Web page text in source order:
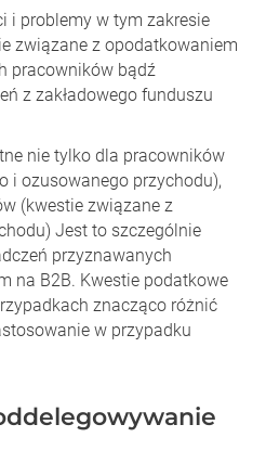
i problemy w tym zakresie
związane z opodatkowaniem
pracowników bądź
z zakładowego funduszu
nie tylko dla pracowników
i ozusowanego przychodu),
(kwestie związane z
Jest to szczególnie
przyznawanych
na B2B. Kwestie podatkowe
znacząco różnić
w przypadku